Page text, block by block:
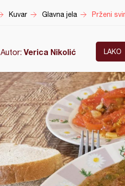
Kuvar Glavna jela Prženi
Autor: Verica Nikolić LAKO